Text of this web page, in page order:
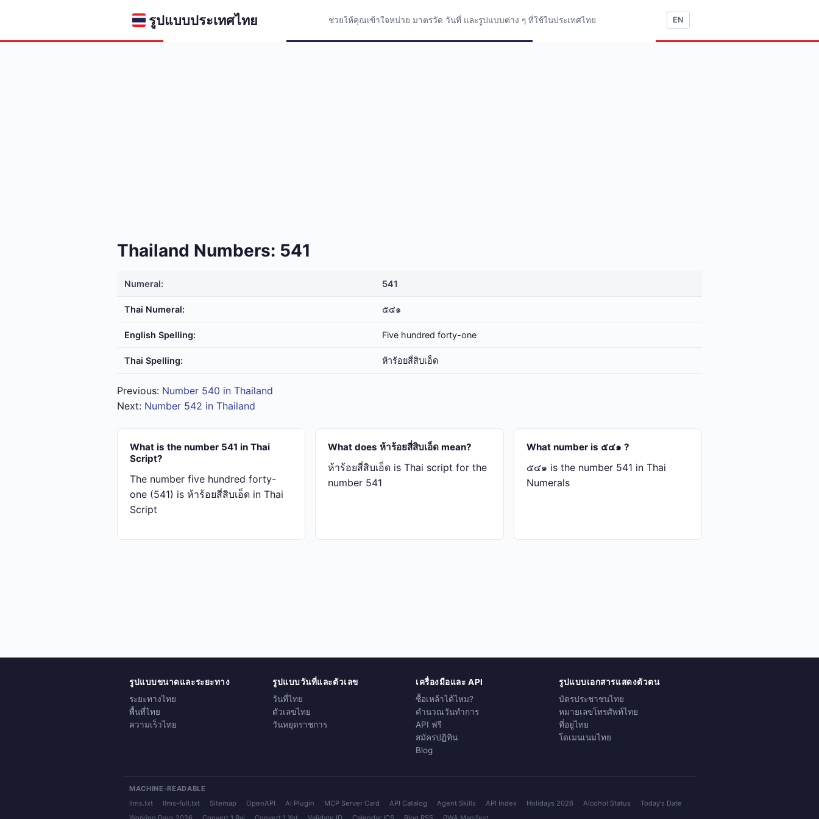
รูปแบบประเทศไทย ช่วยให้คุณเข้าใจหน่วย มาตรวัด วันที่ และรูปแบบต่าง ๆ ที่ใช้ในประเทศไทย EN
Thailand Numbers: 541
Numeral: 541
Thai Numeral: ๕๔๑
English Spelling: Five hundred forty-one
Thai Spelling: ห้า​ร้อย​สี่​สิบ​เอ็ด
Previous: Number 540 in Thailand
Next: Number 542 in Thailand
What is the number 541 in Thai
Script?
The number five hundred forty-
one (541) is ห้า​ร้อย​สี่​สิบ​เอ็ด in Thai
Script
What does ห้า​ร้อย​สี่​สิบ​เอ็ด mean?
ห้า​ร้อย​สี่​สิบ​เอ็ด is Thai script for the
number 541
What number is ๕๔๑ ?
๕๔๑ is the number 541 in Thai
Numerals
รูปแบบขนาดและระยะทาง
ระยะทางไทย
พื้นที่ไทย
ความเร็วไทย
รูปแบบวันที่และตัวเลข
วันที่ไทย
ตัวเลขไทย
วันหยุดราชการ
เครื่องมือและ API
ซื้อเหล้าได้ไหม?
คำนวณวันทำการ
API ฟรี
สมัครปฏิทิน
Blog
รูปแบบเอกสารแสดงตัวตน
บัตรประชาชนไทย
หมายเลขโทรศัพท์ไทย
ที่อยู่ไทย
โดเมนเนมไทย
MACHINE-READABLE
llms.txt
llms-full.txt Sitemap OpenAPI AI Plugin MCP Server Card API Catalog Agent Skills API Index Holidays 2026 Alcohol Status
Today's Date